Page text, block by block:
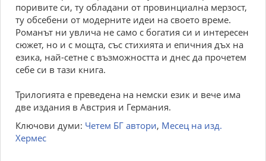
поривите си, ту обладани от провинциална мерзост,
ту обсебени от модерните идеи на своето време.
Романът ни увлича не само с богатия си и интересен
сюжет, но и с мощта, със стихията и епичния дъх на
езика, най-сетне с възможността и днес да прочетем
себе си в тази книга.
Трилогията е преведена на немски език и вече има
две издания в Австрия и Германия.
Ключови думи: Четем БГ автори, Месец на изд.
Хермес